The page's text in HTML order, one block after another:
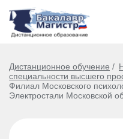
Дистанционное обучение
специальности высшего
Филиал Московского
Электростали Московской